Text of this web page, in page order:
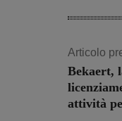
Articolo
Bekaert,
attività